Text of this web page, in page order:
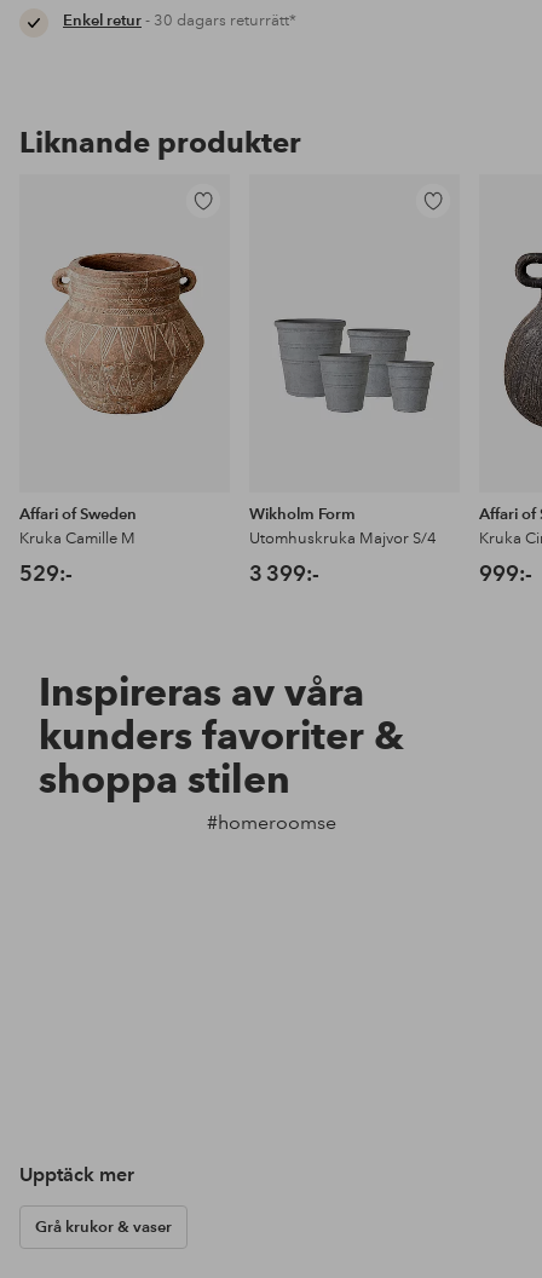
Enkel retur- 30 dagars returrätt*
Liknande produkter
favoriter
Affari of Sweden
Kruka Camille M
529:-
Wikholm Form
Utomhuskruka Majvor S/4
3 399:-
Affari of
Kruka
999:-
Inspireras av våra
kunders favoriter &
shoppa stilen
#homeroomse
Upptäck mer
Grå krukor & vaser